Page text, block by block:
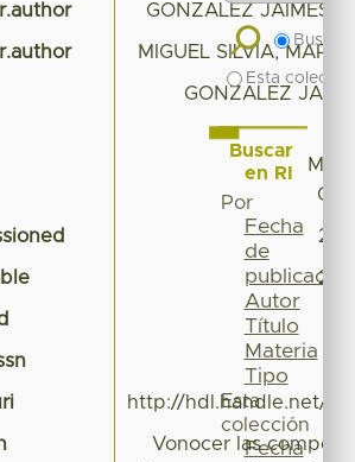
GONZALEZ JAIMES,
MIGUEL SILVIA,
GONZALEZ
http://hdl.handle.net/
Vonocer las
Buscar
Esta
Buscar
en RI
Por
Fecha
de
publicación
Autor
Título
Materia
Tipo
Esta
colección
Fecha